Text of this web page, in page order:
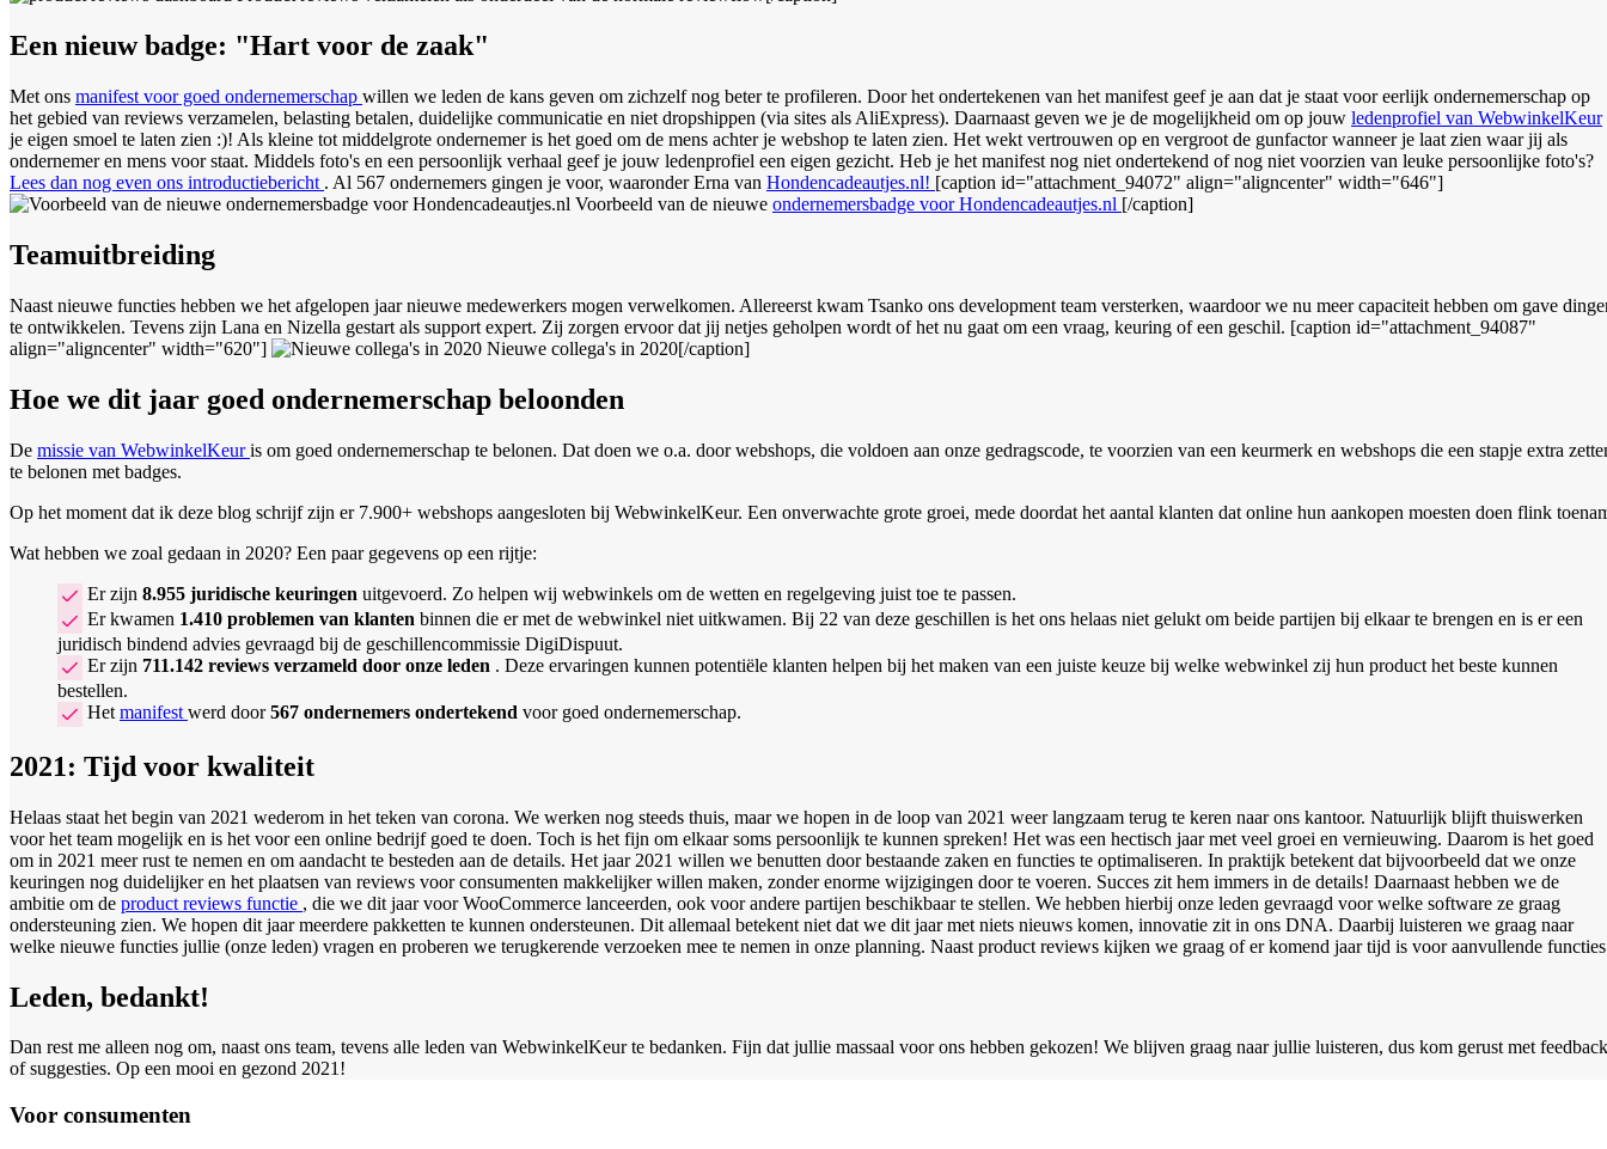
Een nieuw badge: "Hart voor de zaak"
Met ons manifest voor goed ondernemerschap willen we leden de kans geven om zichzelf nog beter te profileren. Door het ondertekenen van het manifest geef je aan dat je staat voor eerlijk ondernemerschap op
het gebied van reviews verzamelen, belasting betalen, duidelijke communicatie en niet dropshippen (via sites als AliExpress). Daarnaast geven we je de mogelijkheid om op jouw ledenprofiel van WebwinkelKeur
je eigen smoel te laten zien :)! Als kleine tot middelgrote ondernemer is het goed om de mens achter je webshop te laten zien. Het wekt vertrouwen op en vergroot de gunfactor wanneer je laat zien waar jij als
ondernemer en mens voor staat. Middels foto's en een persoonlijk verhaal geef je jouw ledenprofiel een eigen gezicht. Heb je het manifest nog niet ondertekend of nog niet voorzien van leuke persoonlijke foto's?
Lees dan nog even ons introductiebericht . Al 567 ondernemers gingen je voor, waaronder Erna van Hondencadeautjes.nl! [caption id="attachment_94072" align="aligncenter" width="646"]
Voorbeeld van de nieuwe ondernemersbadge voor Hondencadeautjes.nl [/caption]
Teamuitbreiding
Naast nieuwe functies hebben we het afgelopen jaar nieuwe medewerkers mogen verwelkomen. Allereerst kwam Tsanko ons development team versterken, waardoor we nu meer capaciteit hebben om gave
te ontwikkelen. Tevens zijn Lana en Nizella gestart als support expert. Zij zorgen ervoor dat jij netjes geholpen wordt of het nu gaat om een vraag, keuring of een geschil. [caption id="attachment_94087"
align="aligncenter" width="620"]
Nieuwe collega's in 2020[/caption]
Hoe we dit jaar goed ondernemerschap beloonden
De missie van WebwinkelKeuris om goed ondernemerschap te belonen. Dat doen we o.a. door webshops, die voldoen aan onze gedragscode, te voorzien van een keurmerk en webshops die een stapje extra
te belonen met badges.
Op het moment dat ik deze blog schrijf zijn er 7.900+ webshops aangesloten bij WebwinkelKeur. Een onverwachte grote groei, mede doordat het aantal klanten dat online hun aankopen moesten doen flink
Wat hebben we zoal gedaan in 2020? Een paar gegevens op een rijtje:
Er zijn 8.955 juridische keuringen uitgevoerd. Zo helpen wij webwinkels om de wetten en regelgeving juist toe te passen.
Er kwamen 1.410 problemen van klanten binnen die er met de webwinkel niet uitkwamen. Bij 22 van deze geschillen is het ons helaas niet gelukt om beide partijen bij elkaar te brengen en is er een
juridisch bindend advies gevraagd bij de geschillencommissie DigiDispuut.
Er zijn 711.142 reviews verzameld door onze leden . Deze ervaringen kunnen potentiële klanten helpen bij het maken van een juiste keuze bij welke webwinkel zij hun product het beste kunnen
bestellen.
Het manifest werd door567 ondernemers ondertekend voor goed ondernemerschap.
2021: Tijd voor kwaliteit
Helaas staat het begin van 2021 wederom in het teken van corona. We werken nog steeds thuis, maar we hopen in de loop van 2021 weer langzaam terug te keren naar ons kantoor. Natuurlijk blijft thuiswerken
voor het team mogelijk en is het voor een online bedrijf goed te doen. Toch is het fijn om elkaar soms persoonlijk te kunnen spreken! Het was een hectisch jaar met veel groei en vernieuwing. Daarom is het goed
om in 2021 meer rust te nemen en om aandacht te besteden aan de details. Het jaar 2021 willen we benutten door bestaande zaken en functies te optimaliseren. In praktijk betekent dat bijvoorbeeld dat we onze
keuringen nog duidelijker en het plaatsen van reviews voor consumenten makkelijker willen maken, zonder enorme wijzigingen door te voeren. Succes zit hem immers in de details! Daarnaast hebben we de
ambitie om de product reviews functie , die we dit jaar voor WooCommerce lanceerden, ook voor andere partijen beschikbaar te stellen. We hebben hierbij onze leden gevraagd voor welke software ze graag
ondersteuning zien. We hopen dit jaar meerdere pakketten te kunnen ondersteunen. Dit allemaal betekent niet dat we dit jaar met niets nieuws komen, innovatie zit in ons DNA. Daarbij luisteren we graag naar
welke nieuwe functies jullie (onze leden) vragen en proberen we terugkerende verzoeken mee te nemen in onze planning. Naast product reviews kijken we graag of er komend jaar tijd is voor aanvullende
Leden, bedankt!
Dan rest me alleen nog om, naast ons team, tevens alle leden van WebwinkelKeur te bedanken. Fijn dat jullie massaal voor ons hebben gekozen! We blijven graag naar jullie luisteren, dus kom gerust met feedback
of suggesties. Op een mooi en gezond 2021!
Voor consumenten